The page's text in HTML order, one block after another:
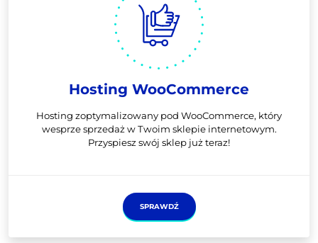
Hosting WooCommerce
Hosting zoptymalizowany pod WooCommerce, który
wesprze sprzedaż w Twoim sklepie internetowym.
Przyspiesz swój sklep już teraz!
SPRAWDŹ